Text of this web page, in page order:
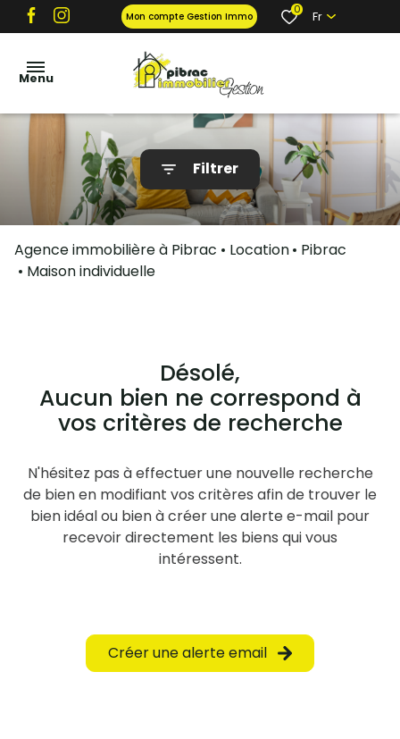
Mon compte Gestion Immo
0
Fr
Menu
locations
ventes
gestion
et tarifs
Filtrer
Agence immobilière à Pibrac Location
Pibrac
Maison individuelle
Désolé,
Aucun bien ne correspond à
vos critères de recherche
N'hésitez pas à effectuer une nouvelle recherche
de bien en modifiant vos critères afin de trouver le
bien idéal ou bien à créer une alerte e-mail pour
recevoir directement les biens qui vous
intéressent.
Créer une alerte email